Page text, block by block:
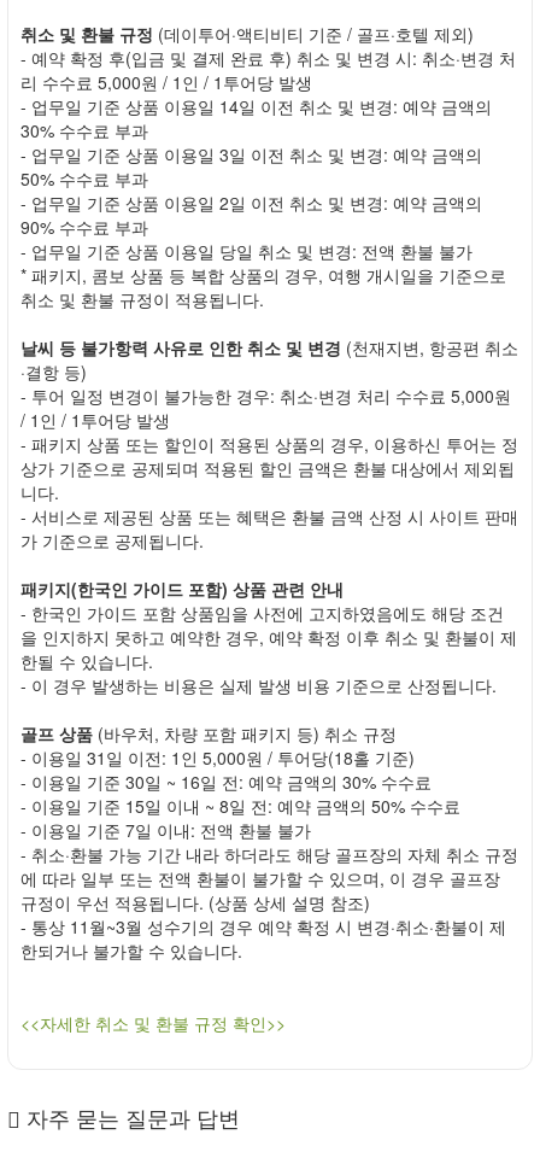
취소 및 환불 규정 (데이투어·액티비티 기준 / 골프·호텔 제외)
- 예약 확정 후(입금 및 결제 완료 후) 취소 및 변경 시: 취소·변경 처
리 수수료 5,000원 / 1인 / 1투어당 발생
- 업무일 기준 상품 이용일 14일 이전 취소 및 변경: 예약 금액의
30% 수수료 부과
- 업무일 기준 상품 이용일 3일 이전 취소 및 변경: 예약 금액의
50% 수수료 부과
- 업무일 기준 상품 이용일 2일 이전 취소 및 변경: 예약 금액의
90% 수수료 부과
- 업무일 기준 상품 이용일 당일 취소 및 변경: 전액 환불 불가
* 패키지, 콤보 상품 등 복합 상품의 경우, 여행 개시일을 기준으로
취소 및 환불 규정이 적용됩니다.
날씨 등 불가항력 사유로 인한 취소 및 변경 (천재지변, 항공편 취소
·결항 등)
- 투어 일정 변경이 불가능한 경우: 취소·변경 처리 수수료 5,000원
/ 1인 / 1투어당 발생
- 패키지 상품 또는 할인이 적용된 상품의 경우, 이용하신 투어는 정
상가 기준으로 공제되며 적용된 할인 금액은 환불 대상에서 제외됩
니다.
- 서비스로 제공된 상품 또는 혜택은 환불 금액 산정 시 사이트 판매
가 기준으로 공제됩니다.
패키지(한국인 가이드 포함) 상품 관련 안내
- 한국인 가이드 포함 상품임을 사전에 고지하였음에도 해당 조건
을 인지하지 못하고 예약한 경우, 예약 확정 이후 취소 및 환불이 제
한될 수 있습니다.
- 이 경우 발생하는 비용은 실제 발생 비용 기준으로 산정됩니다.
골프 상품 (바우처, 차량 포함 패키지 등) 취소 규정
- 이용일 31일 이전: 1인 5,000원 / 투어당(18홀 기준)
- 이용일 기준 30일 ~ 16일 전: 예약 금액의 30% 수수료
- 이용일 기준 15일 이내 ~ 8일 전: 예약 금액의 50% 수수료
- 이용일 기준 7일 이내: 전액 환불 불가
- 취소·환불 가능 기간 내라 하더라도 해당 골프장의 자체 취소 규정
에 따라 일부 또는 전액 환불이 불가할 수 있으며, 이 경우 골프장
규정이 우선 적용됩니다. (상품 상세 설명 참조)
- 통상 11월~3월 성수기의 경우 예약 확정 시 변경·취소·환불이 제
한되거나 불가할 수 있습니다.
<<자세한 취소 및 환불 규정 확인>>
자주 묻는 질문과 답변